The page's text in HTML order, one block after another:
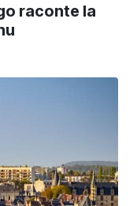
raconte la